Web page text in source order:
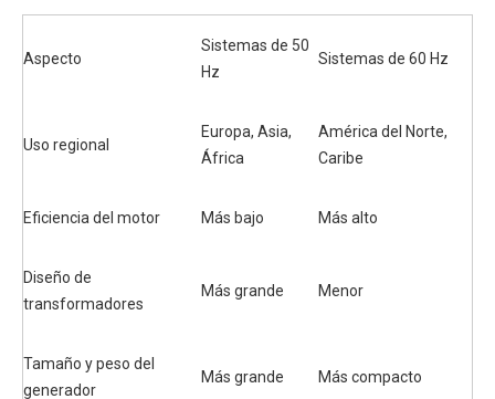
Aspecto
Sistemas de 50
Hz
Sistemas de 60 Hz
Uso regional
Europa, Asia,
África
América del Norte,
Caribe
Eficiencia del motor Más bajo Más alto
Diseño de
transformadores
Más grande Menor
Tamaño y peso del
generador
Más grande Más compacto